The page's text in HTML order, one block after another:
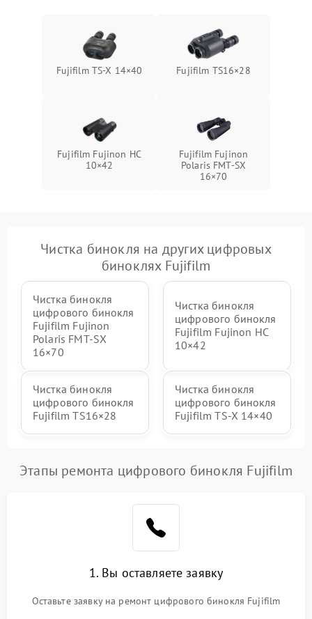
Fujifilm TS‑X 14×40 Fujifilm TS16×28
Fujifilm Fujinon HC
10×42
Fujifilm Fujinon
Polaris FMT‑SX
16×70
Чистка бинокля на других цифровых
биноклях Fujifilm
Чистка бинокля
цифрового бинокля
Fujifilm Fujinon
Polaris FMT‑SX
16×70
Чистка бинокля
цифрового бинокля
Fujifilm Fujinon HC
10×42
Чистка бинокля
цифрового бинокля
Fujifilm TS16×28
Чистка бинокля
цифрового бинокля
Fujifilm TS‑X 14×40
Этапы ремонта цифрового бинокля Fujifilm
1. Вы оставляете заявку
Оставьте заявку на ремонт цифрового бинокля Fujifilm